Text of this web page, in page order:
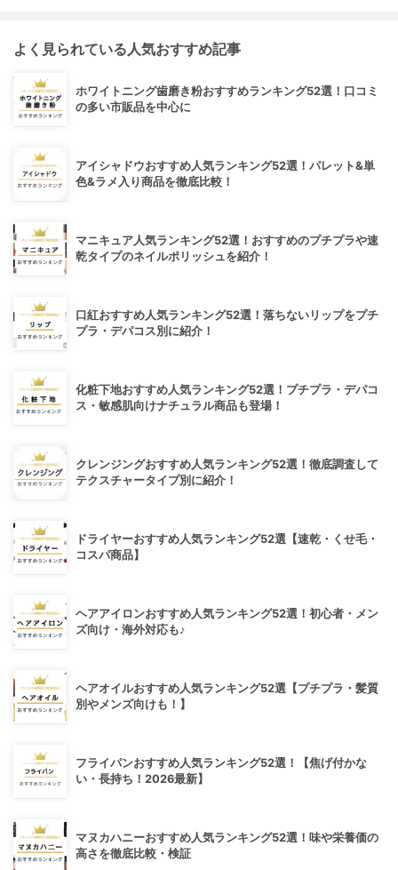
よく見られている人気おすすめ記事
ホワイトニング歯磨き粉おすすめランキング52選！口コミ
の多い市販品を中心に
アイシャドウおすすめ人気ランキング52選！パレット&単
色&ラメ入り商品を徹底比較！
マニキュア人気ランキング52選！おすすめのプチプラや速
乾タイプのネイルポリッシュを紹介！
口紅おすすめ人気ランキング52選！落ちないリップをプチ
プラ・デパコス別に紹介！
化粧下地おすすめ人気ランキング52選！プチプラ・デパコ
ス・敏感肌向けナチュラル商品も登場！
クレンジングおすすめ人気ランキング52選！徹底調査して
テクスチャータイプ別に紹介！
ドライヤーおすすめ人気ランキング52選【速乾・くせ毛・
コスパ商品】
ヘアアイロンおすすめ人気ランキング52選！初心者・メン
ズ向け・海外対応も♪
ヘアオイルおすすめ人気ランキング52選【プチプラ・髪質
別やメンズ向けも！】
フライパンおすすめ人気ランキング52選！【焦げ付かな
い・長持ち！2026最新】
マヌカハニーおすすめ人気ランキング52選！味や栄養価の
高さを徹底比較・検証